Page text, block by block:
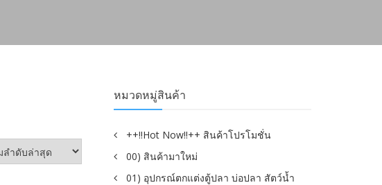
หมวดหมู่สินค้า
++!!Hot Now!!++ สินค้าโปรโมชั่น
00) สินค้ามาใหม่
01) อุปกรณ์ตกแต่งตู้ปลา บ่อปลา สัตว์น้ำ